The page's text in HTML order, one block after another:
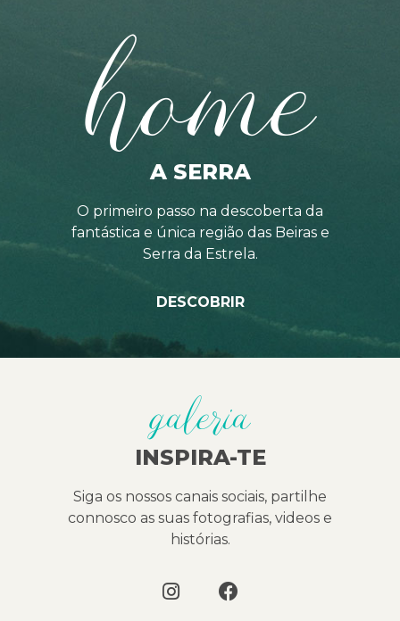
home
A SERRA
O primeiro passo na descoberta da
fantástica e única região das Beiras e
Serra da Estrela.
DESCOBRIR
galeria
INSPIRA-TE
Siga os nossos canais sociais, partilhe
connosco as suas fotografias, videos e
histórias.